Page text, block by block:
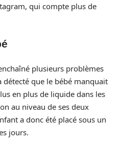
qui compte plus de
plusieurs problèmes
détecté que le bébé manquait
en plus de liquide dans les
au niveau de ses deux
a donc été placé sous un
jours.